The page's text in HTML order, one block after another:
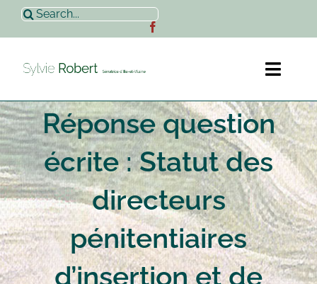
Passer
contenu
Rechercher:
Accueil
Sylvie Robert
Actualités
Contact
Réponse question
écrite : Statut des
directeurs
pénitentiaires
d’insertion et de